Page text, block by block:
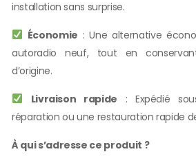
installation sans surprise.
Économie : Une alternative
autoradio neuf, tout en
d’origine.
Livraison rapide : Expédié
réparation ou une restauration rapide
À qui s’adresse ce produit ?